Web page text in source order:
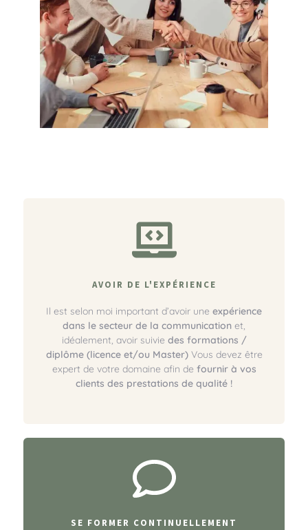
AVOIR DE L'EXPÉRIENCE
Il est selon moi important d’avoir une expérience
dans le secteur de la communication et,
idéalement, avoir suivie des formations /
diplôme (licence et/ou Master)Vous devez être
expert de votre domaine afin de fournir à vos
clients des prestations de qualité !
SE FORMER CONTINUELLEMENT